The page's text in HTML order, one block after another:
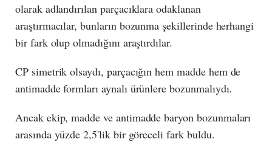
olarak adlandırılan parçacıklara odaklanan
araştırmacılar, bunların bozunma şekillerinde herhangi
bir fark olup olmadığını araştırdılar.
CP simetrik olsaydı, parçacığın hem madde hem de
antimadde formları aynalı ürünlere bozunmalıydı.
Ancak ekip, madde ve antimadde baryon bozunmaları
arasında yüzde 2,5'lik bir göreceli fark buldu.